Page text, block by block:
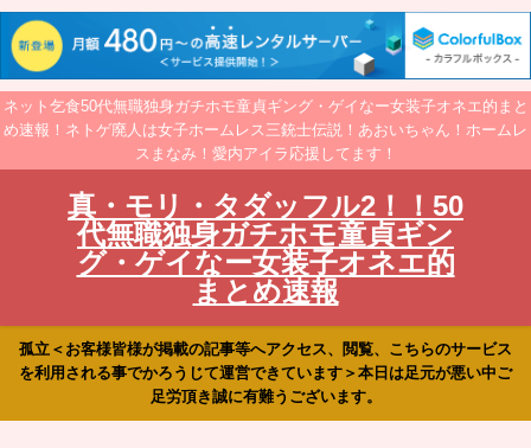
ネット乞食50代無職独身ガチホモ童貞ギング・ゲイなー女装子オネエ的まと
め速報！ネトゲ廃人は女子ホームレス三銃士伝説！あおいちゃん！ホームレ
スまなみ！愛内アイラ応援してます！
真・モリ・タダッフル2！！50
代無職独身ガチホモ童貞ギン
グ・ゲイなー女装子オネエ的
まとめ速報
孤立＜お客様皆様が掲載の記事等へアクセス、閲覧、こちらのサービス
を利用される事でかろうじて運営できています＞本日は足元が悪い中ご
足労頂き誠に有難うございます。